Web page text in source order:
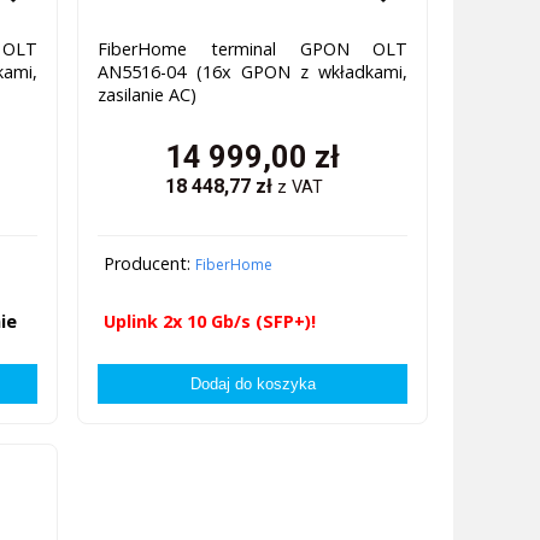
FiberHome terminal GPON OLT
AN5516-04 (16x GPON z wkładkami,
zasilanie AC)
14 999,00 zł
18 448,77 zł z VAT
Producent: FiberHome
Uplink 2x 10 Gb/s (SFP+)!